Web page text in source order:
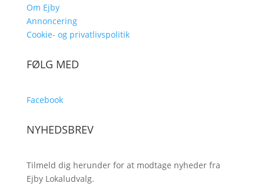
Om Ejby
Annoncering
Cookie- og privatlivspolitik
FØLG MED
Facebook
NYHEDSBREV
Tilmeld dig herunder for at modtage nyheder fra
Ejby Lokaludvalg.